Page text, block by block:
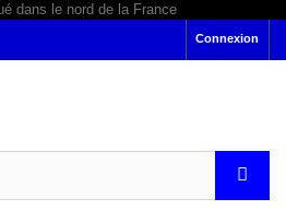
Connexion